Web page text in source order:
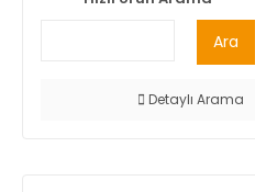
Ara
Detaylı Arama